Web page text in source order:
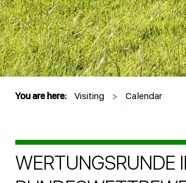
You are here: Visiting > Calendar
WERTUNGSRUNDE